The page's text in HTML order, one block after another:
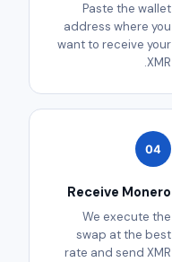
Paste the wallet
address where you
want to receive your
XMR.
04
Receive Monero
We execute the
swap at the best
rate and send XMR